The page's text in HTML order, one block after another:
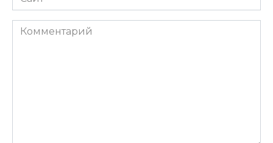
Комментарий